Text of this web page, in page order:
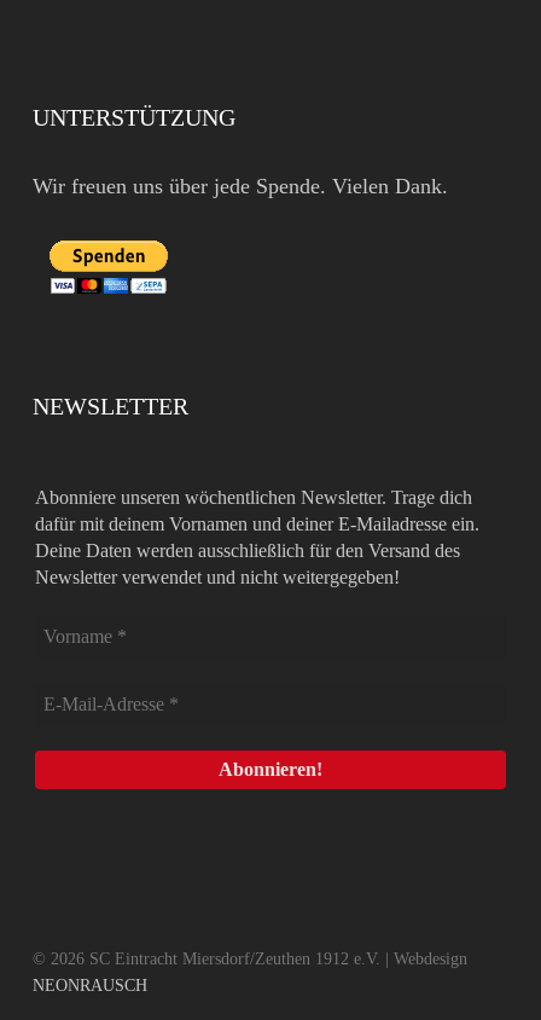
UNTERSTÜTZUNG
Wir freuen uns über jede Spende. Vielen Dank.
NEWSLETTER
Abonniere unseren wöchentlichen Newsletter. Trage dich
dafür mit deinem Vornamen und deiner E-Mailadresse ein.
Deine Daten werden ausschließlich für den Versand des
Newsletter verwendet und nicht weitergegeben!
© 2026 SC Eintracht Miersdorf/Zeuthen 1912 e.V. | Webdesign
NEONRAUSCH